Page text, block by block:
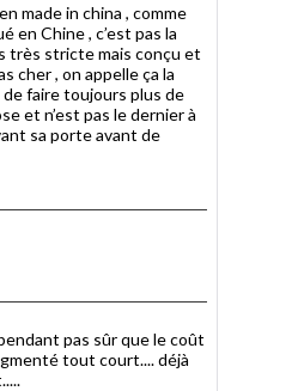
made in china , comme
en Chine , c’est pas la
très stricte mais conçu et
cher , on appelle ça la
faire toujours plus de
et n’est pas le dernier à
sa porte avant de
pas sûr que le coût
tout court.... déjà